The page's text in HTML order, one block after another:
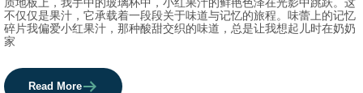
不仅仅是果汁，它承载着一段段关于味道与记忆的旅程。味蕾上的记忆
碎片我偏爱小红果汁，那种酸甜交织的味道，总是让我想起儿时在奶奶
家
Read More